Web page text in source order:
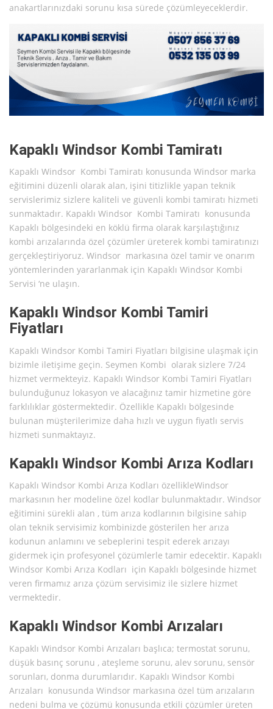
anakartlarınızdaki sorunu kısa sürede çözümleyeceklerdir.
Kapaklı Windsor Kombi Tamiratı
Kapaklı Windsor Kombi Tamiratı konusunda Windsor marka
eğitimini düzenli olarak alan, işini titizlikle yapan teknik
servislerimiz sizlere kaliteli ve güvenli kombi tamiratı hizmeti
sunmaktadır. Kapaklı Windsor Kombi Tamiratı konusunda
Kapaklı bölgesindeki en köklü firma olarak karşılaştığınız
kombi arızalarında özel çözümler üreterek kombi tamiratınızı
gerçekleştiriyoruz. Windsor markasına özel tamir ve onarım
yöntemlerinden yararlanmak için Kapaklı Windsor Kombi
Servisi ‘ne ulaşın.
Kapaklı Windsor Kombi Tamiri
Fiyatları
Kapaklı Windsor Kombi Tamiri Fiyatları bilgisine ulaşmak için
bizimle iletişime geçin. Seymen Kombi olarak sizlere 7/24
hizmet vermekteyiz. Kapaklı Windsor Kombi Tamiri Fiyatları
bulunduğunuz lokasyon ve alacağınız tamir hizmetine göre
farklılıklar göstermektedir. Özellikle Kapaklı bölgesinde
bulunan müşterilerimize daha hızlı ve uygun fiyatlı servis
hizmeti sunmaktayız.
Kapaklı Windsor Kombi Arıza Kodları
Kapaklı Windsor Kombi Arıza Kodları özellikleWindsor
markasının her modeline özel kodlar bulunmaktadır. Windsor
eğitimini sürekli alan , tüm arıza kodlarının bilgisine sahip
olan teknik servisimiz kombinizde gösterilen her arıza
kodunun anlamını ve sebeplerini tespit ederek arızayı
gidermek için profesyonel çözümlerle tamir edecektir. Kapaklı
Windsor Kombi Arıza Kodları için Kapaklı bölgesinde hizmet
veren firmamız arıza çözüm servisimiz ile sizlere hizmet
vermektedir.
Kapaklı Windsor Kombi Arızaları
Kapaklı Windsor Kombi Arızaları başlıca; termostat sorunu,
düşük basınç sorunu , ateşleme sorunu, alev sorunu, sensör
sorunları, donma durumlarıdır. Kapaklı Windsor Kombi
Arızaları konusunda Windsor markasına özel tüm arızaların
nedeni bulma ve çözümü konusunda etkili çözümler üreten